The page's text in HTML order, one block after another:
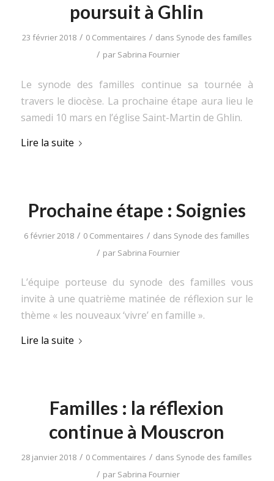
poursuit à Ghlin
23 février 2018 / 0 Commentaires / dans Synode des familles
/ par Sabrina Fournier
Le synode des familles continue sa tournée à
travers le diocèse. La prochaine étape aura lieu le
samedi 10 mars en l’église Saint-Martin de Ghlin.
Lire la suite
Prochaine étape : Soignies
6 février 2018 / 0 Commentaires / dans Synode des familles
/ par Sabrina Fournier
L’équipe porteuse du synode des familles vous
invite à une quatrième matinée de réflexion sur le
thème « les nouveaux ‘vivre’ en famille ».
Lire la suite
Familles : la réflexion
continue à Mouscron
28 janvier 2018 / 0 Commentaires / dans Synode des familles
/ par Sabrina Fournier